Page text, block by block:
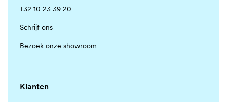
+32 10 23 39 20
Schrijf ons
Bezoek onze showroom
Klanten